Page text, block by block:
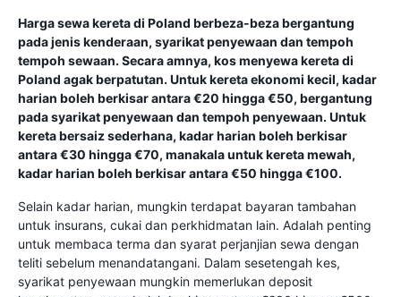
Harga sewa kereta di Poland berbeza-beza bergantung
pada jenis kenderaan, syarikat penyewaan dan tempoh
tempoh sewaan. Secara amnya, kos menyewa kereta di
Poland agak berpatutan. Untuk kereta ekonomi kecil, kadar
harian boleh berkisar antara €20 hingga €50, bergantung
pada syarikat penyewaan dan tempoh penyewaan. Untuk
kereta bersaiz sederhana, kadar harian boleh berkisar
antara €30 hingga €70, manakala untuk kereta mewah,
kadar harian boleh berkisar antara €50 hingga €100.
Selain kadar harian, mungkin terdapat bayaran tambahan
untuk insurans, cukai dan perkhidmatan lain. Adalah penting
untuk membaca terma dan syarat perjanjian sewa dengan
teliti sebelum menandatangani. Dalam sesetengah kes,
syarikat penyewaan mungkin memerlukan deposit